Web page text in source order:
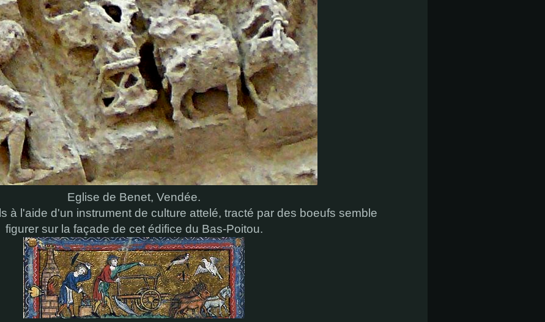
Eglise de Benet, Vendée.
à l'aide d'un instrument de culture attelé, tracté par des boeufs semble
figurer sur la façade de cet édifice du Bas-Poitou.